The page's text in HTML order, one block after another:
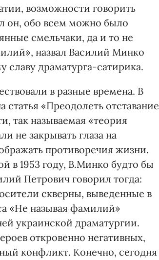
возможности говорить
он, обо всем можно было
смельчаки, да и то не
назвал Василий Минко
драматурга-сатирика.
в разные времена. В
статья «Преодолеть отставание
так называемая «теория
не закрывать глаза на
противоречия жизни.
в 1953 году, В.Минко будто бы
Петрович говорил тогда:
скверны, выведенные в
«Не называя фамилий»
украинской драматургии.
откровенно негативных,
конфликт. Конечно, сегодня